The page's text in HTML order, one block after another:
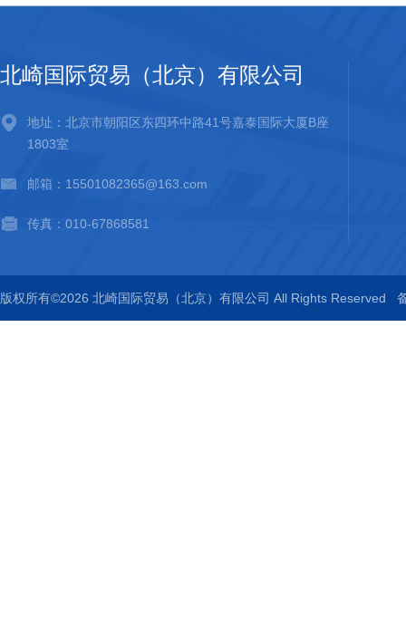
北崎国际贸易（北京）有限公司
地址：北京市朝阳区东四环中路41号嘉泰国际大厦B座
1803室
邮箱：15501082365@163.com
传真：010-67868581
版权所有©2026 北崎国际贸易（北京）有限公司 All Rights Reserved